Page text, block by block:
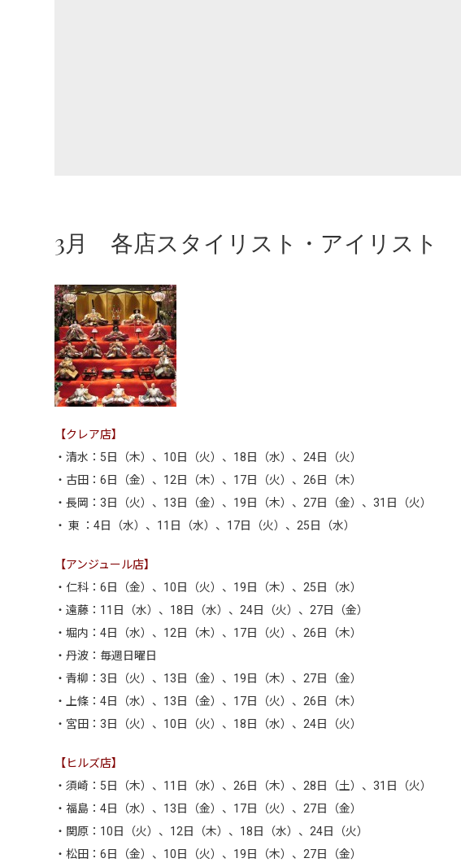
3月 各店スタイリスト・アイリスト
【クレア店】
・清水：5日（木）、10日（火）、18日（水）、24日（火）
・古田：6日（金）、12日（木）、17日（火）、26日（木）
・長岡：3日（火）、13日（金）、19日（木）、27日（金）、31日（火）
・ 東 ：4日（水）、11日（水）、17日（火）、25日（水）
【アンジュール店】
・仁科：6日（金）、10日（火）、19日（木）、25日（水）
・遠藤：11日（水）、18日（水）、24日（火）、27日（金）
・堀内：4日（水）、12日（木）、17日（火）、26日（木）
・丹波：毎週日曜日
・青柳：3日（火）、13日（金）、19日（木）、27日（金）
・上條：4日（水）、13日（金）、17日（火）、26日（木）
・宮田：3日（火）、10日（火）、18日（水）、24日（火）
【ヒルズ店】
・須崎：5日（木）、11日（水）、26日（木）、28日（土）、31日（火）
・福島：4日（水）、13日（金）、17日（火）、27日（金）
・関原：10日（火）、12日（木）、18日（水）、24日（火）
・松田：6日（金）、10日（火）、19日（木）、27日（金）